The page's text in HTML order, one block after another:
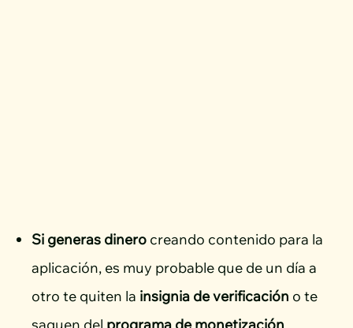
Si generas dinero creando contenido para la
aplicación, es muy probable que de un día a
otro te quiten la insignia de verificación o te